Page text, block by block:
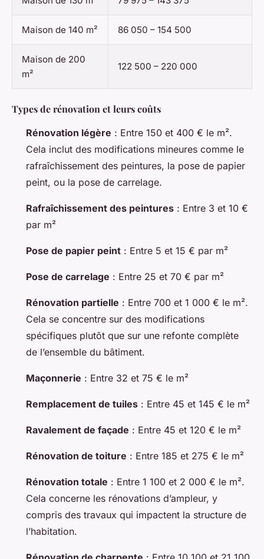
Maison de 140 m² 86 050 – 154 500
Maison de 200
m²
122 500 – 220 000
Types de rénovation et leurs coûts
Rénovation légère : Entre 150 et 400 € le m².
Cela inclut des modifications mineures comme le
rafraîchissement des peintures, la pose de papier
peint, ou la pose de carrelage.
Rafraîchissement des peintures : Entre 3 et 10 €
par m²
Pose de papier peint : Entre 5 et 15 € par m²
Pose de carrelage : Entre 25 et 70 € par m²
Rénovation partielle : Entre 700 et 1 000 € le m².
Cela se concentre sur des modifications
spécifiques plutôt que sur une refonte complète
de l’ensemble du bâtiment.
Maçonnerie : Entre 32 et 75 € le m²
Remplacement de tuiles : Entre 45 et 145 € le m²
Ravalement de façade : Entre 45 et 120 € le m²
Rénovation de toiture : Entre 185 et 275 € le m²
Rénovation totale : Entre 1 100 et 2 000 € le m².
Cela concerne les rénovations d’ampleur, y
compris des travaux qui impactent la structure de
l’habitation.